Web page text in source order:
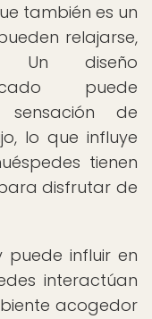
también es un
relajarse,
Un diseño
puede
de
lo que influye
tienen
disfrutar de
puede influir en
interactúan
acogedor